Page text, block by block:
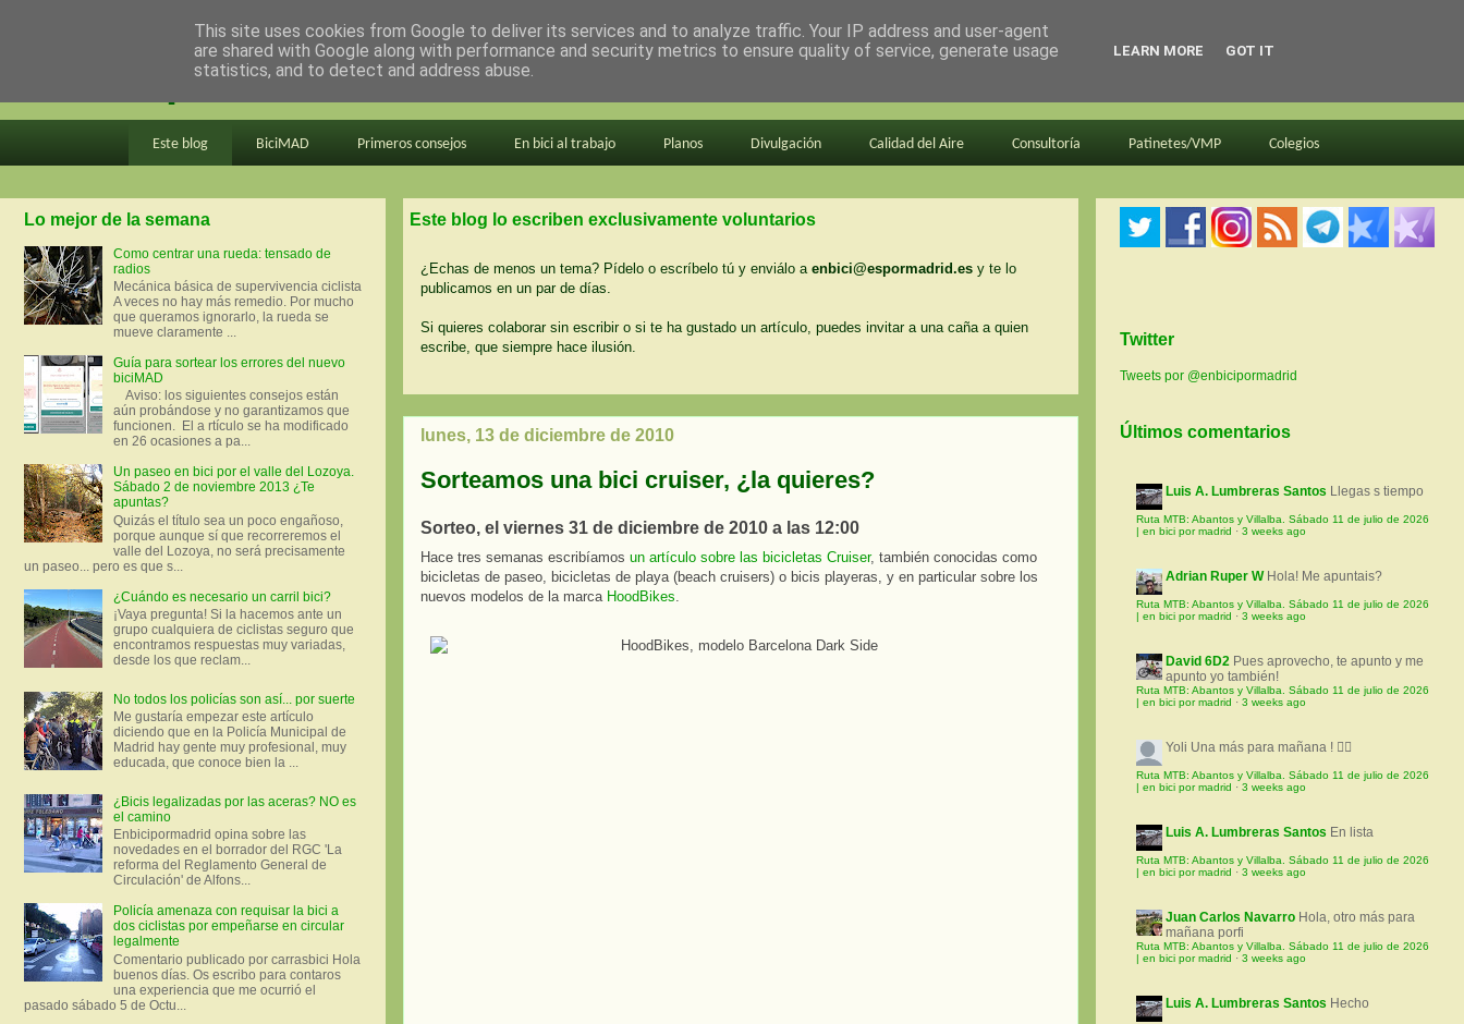
en bici por madrid
Este blog BiciMAD Primeros consejos En bici al trabajo Planos Divulgación Calidad del Aire Consultoría Patinetes/VMP Colegios
Este blog lo escriben exclusivamente voluntarios
¿Echas de menos un tema? Pídelo o escríbelo tú y enviálo a enbici@espormadrid.es y te lo
publicamos en un par de días.
Si quieres colaborar sin escribir o si te ha gustado un artículo, puedes invitar a una caña a quien
escribe, que siempre hace ilusión.
lunes, 13 de diciembre de 2010
Sorteamos una bici cruiser, ¿la quieres?
Sorteo, el viernes 31 de diciembre de 2010 a las 12:00
Hace tres semanas escribíamos un artículo sobre las bicicletas Cruiser, también conocidas como
bicicletas de paseo, bicicletas de playa (beach cruisers) o bicis playeras, y en particular sobre los
nuevos modelos de la marca HoodBikes.
Lo mejor de la semana
Como centrar una rueda: tensado de
radios
Mecánica básica de supervivencia ciclista
A veces no hay más remedio. Por mucho
que queramos ignorarlo, la rueda se
mueve claramente ...
Guía para sortear los errores del nuevo
biciMAD
Aviso: los siguientes consejos están
aún probándose y no garantizamos que
funcionen. El a rtículo se ha modificado
en 26 ocasiones a pa...
Un paseo en bici por el valle del Lozoya.
Sábado 2 de noviembre 2013 ¿Te
apuntas?
Quizás el título sea un poco engañoso,
porque aunque sí que recorreremos el
valle del Lozoya, no será precisamente
un paseo... pero es que s...
¿Cuándo es necesario un carril bici?
¡Vaya pregunta! Si la hacemos ante un
grupo cualquiera de ciclistas seguro que
encontramos respuestas muy variadas,
desde los que reclam...
No todos los policías son así... por suerte
Me gustaría empezar este artículo
diciendo que en la Policía Municipal de
Madrid hay gente muy profesional, muy
educada, que conoce bien la ...
¿Bicis legalizadas por las aceras? NO es
el camino
Enbicipormadrid opina sobre las
novedades en el borrador del RGC 'La
reforma del Reglamento General de
Circulación' de Alfons...
Policía amenaza con requisar la bici a
dos ciclistas por empeñarse en circular
legalmente
Comentario publicado por carrasbici Hola
buenos días. Os escribo para contaros
una experiencia que me ocurrió el
pasado sábado 5 de Octu...
Twitter
Tweets por @enbicipormadrid
Últimos comentarios
Luis A. Lumbreras Santos Llegas s tiempo
Ruta MTB: Abantos y Villalba. Sábado 11 de julio de 2026
| en bici por madrid · 3 weeks ago
Adrian Ruper W Hola! Me apuntais?
Ruta MTB: Abantos y Villalba. Sábado 11 de julio de 2026
| en bici por madrid · 3 weeks ago
David 6D2 Pues aprovecho, te apunto y me
apunto yo también!
Ruta MTB: Abantos y Villalba. Sábado 11 de julio de 2026
| en bici por madrid · 3 weeks ago
Yoli Una más para mañana ! 🚵‍♀️
Ruta MTB: Abantos y Villalba. Sábado 11 de julio de 2026
| en bici por madrid · 3 weeks ago
Luis A. Lumbreras Santos En lista
Ruta MTB: Abantos y Villalba. Sábado 11 de julio de 2026
| en bici por madrid · 3 weeks ago
Juan Carlos Navarro Hola, otro más para
mañana porfi
Ruta MTB: Abantos y Villalba. Sábado 11 de julio de 2026
| en bici por madrid · 3 weeks ago
Luis A. Lumbreras Santos Hecho
This site uses cookies from Google to deliver its services and to analyze traffic. Your IP address and user-agent
are shared with Google along with performance and security metrics to ensure quality of service, generate usage
statistics, and to detect and address abuse.
LEARN MORE GOT IT